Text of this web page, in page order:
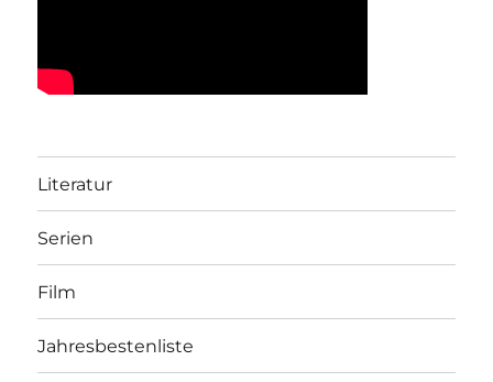
Literatur
Serien
Film
Jahresbestenliste